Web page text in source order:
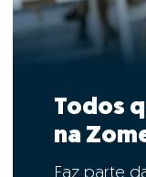
Todos
na